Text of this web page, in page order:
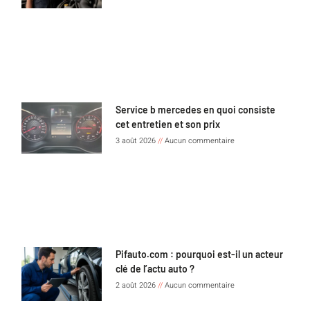
Service b mercedes en quoi consiste
cet entretien et son prix
3 août 2026 Aucun commentaire
Pifauto.com : pourquoi est-il un acteur
clé de l’actu auto ?
2 août 2026 Aucun commentaire